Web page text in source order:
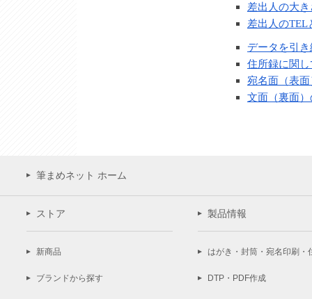
差出人の大
差出人のTEL
データを引
住所録に関
宛名面（表
文面（裏面
筆まめネット ホーム
ストア
新商品
ブランドから探す
製品情報
はがき・封筒・宛名印刷・
DTP・PDF作成